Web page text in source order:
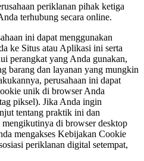
periklanan pihak ketiga
terhubung secara online.
ini dapat menggunakan
ke Situs atau Aplikasi ini serta
perangkat yang Anda gunakan,
barang dan layanan yang mungkin
perusahaan ini dapat
unik di browser Anda
piksel). Jika Anda ingin
tentang praktik ini dan
di browser desktop
mengakses Kebijakan Cookie
periklanan digital setempat,